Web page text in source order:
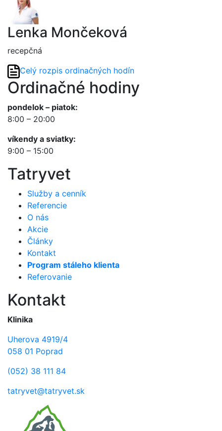
Lenka Mončeková
recepčná
Celý rozpis ordinačných hodín
Ordinačné hodiny
pondelok – piatok:
8:00 – 20:00
víkendy a sviatky:
9:00 – 15:00
Tatryvet
Služby a cenník
Referencie
O nás
Akcie
Články
Kontakt
Program stáleho klienta
Referovanie
Kontakt
Klinika
Uherova 4919/4
058 01 Poprad
(052) 38 111 84
tatryvet@tatryvet.sk